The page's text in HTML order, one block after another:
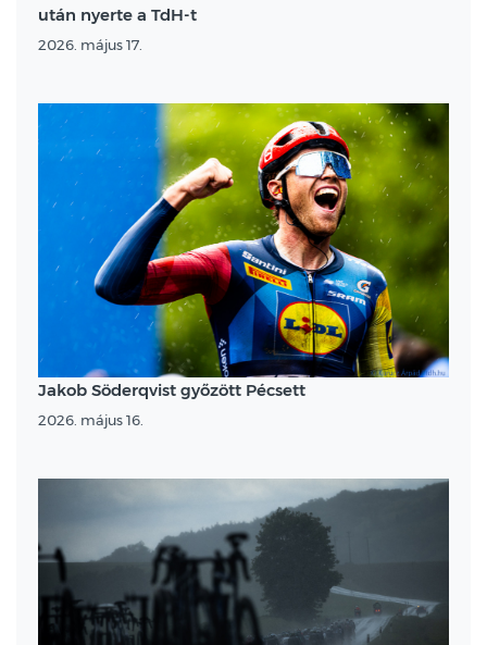
után nyerte a TdH-t
2026. május 17.
Jakob Söderqvist győzött Pécsett
2026. május 16.